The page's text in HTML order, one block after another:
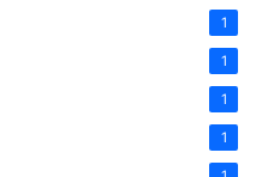
1
1
1
1